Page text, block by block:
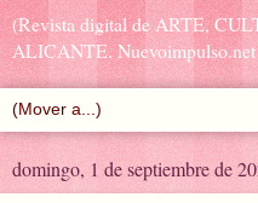
(Revista digital de ARTE,
ALICANTE. Nuevoimpulso.net
domingo, 1 de septiembre de